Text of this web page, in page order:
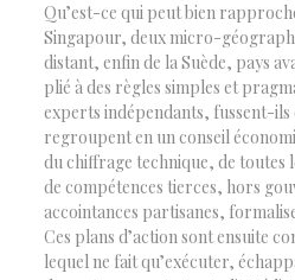
Qu’est-ce qui peut bien
Singapour, deux micro-
distant, enfin de la Suède, pays
plié à des règles simples et
experts indépendants, fussent-ils
regroupent en un conseil
du chiffrage technique, de toutes
de compétences tierces, hors
accointances partisanes,
Ces plans d’action sont ensuite
lequel ne fait qu’exécuter,